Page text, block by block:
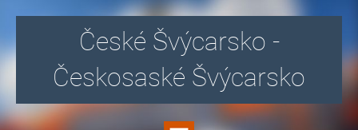
České Švýcarsko -
Českosaské Švýcarsko